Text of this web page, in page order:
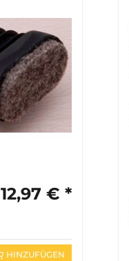
12,97 € *
HINZUFÜGEN